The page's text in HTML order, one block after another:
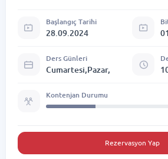
Başlangıç Tarihi
28.09.2024
Ders Günleri
Cumartesi,Pazar,
Kontenjan Durumu
Rezervasyon Yap